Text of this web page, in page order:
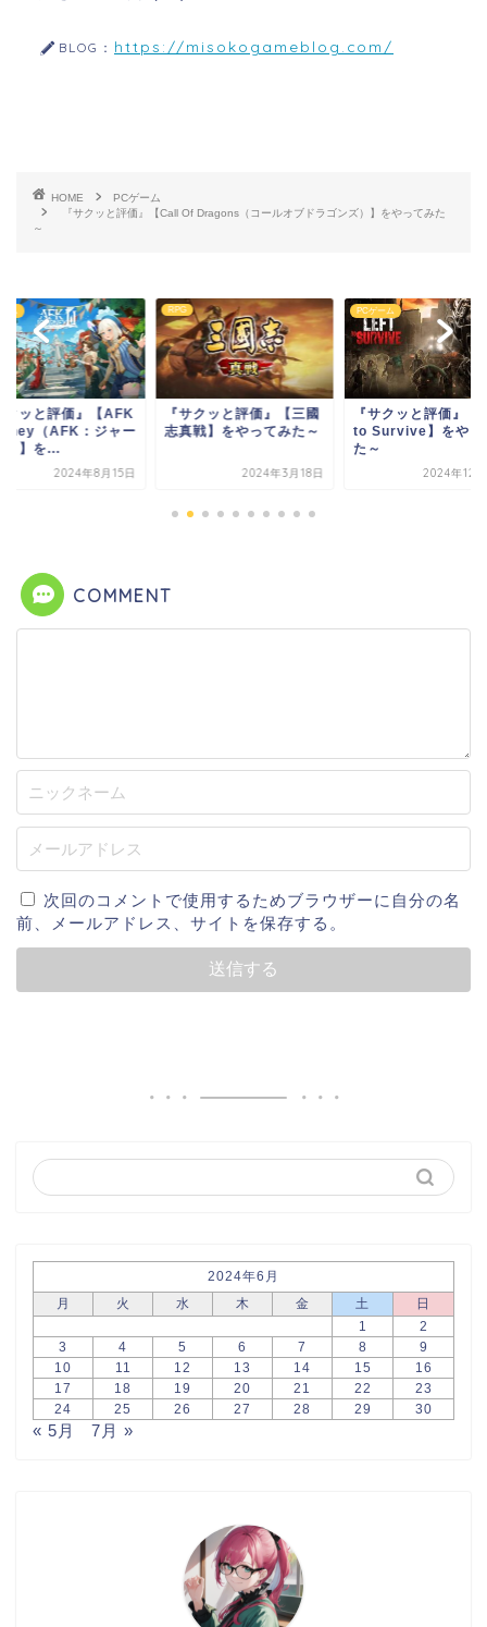
BLOG： https://misokogameblog.com/
HOME
PCゲーム
『サクッと評価』【Call Of Dragons（コールオブドラゴンズ）】をやってみた
～
クッと評価』【三國
戦】をやってみた～
2024年3月18日
PCゲーム
『サクッと評価』【Left
to Survive】をやってみ
2024年12月21日
RPG
『サクッと評価』【
士星矢レジェンドオ
ャスティス】をやっ
COMMENT
次回のコメントで使用するためブラウザーに自分の名
前、メールアドレス、サイトを保存する。
2024年6月
月
火 水 木 金 土
日
1
2
3
4 5 6 7 8
9
10
11 12 13 14 15
16
17
18 19 20 21 22
23
24
25 26 27 28 29 30
« 5月 7月 »